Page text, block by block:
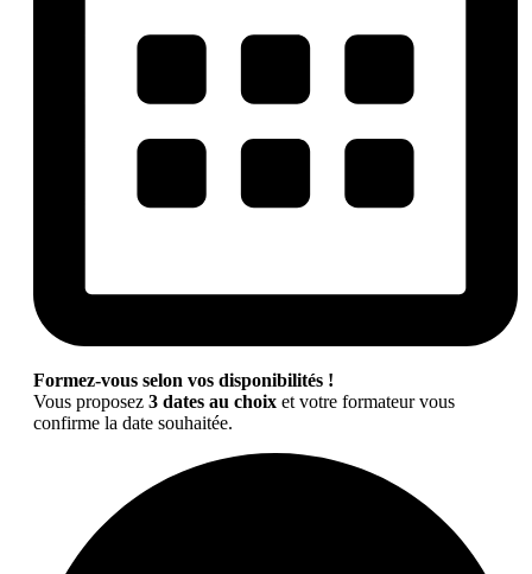
Formez-vous selon vos disponibilités !
Vous proposez 3 dates au choix et votre formateur vous
confirme la date souhaitée.